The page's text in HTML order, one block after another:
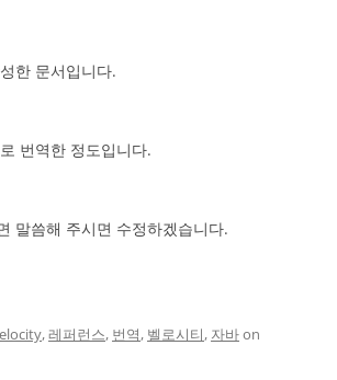
한 문서입니다.
번역한 정도입니다.
말씀해 주시면 수정하겠습니다.
,레퍼런스, 번역, 벨로시티, 자바on